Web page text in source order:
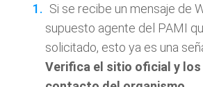
Si se recibe un mensaje de
supuesto agente del PAMI
solicitado, esto ya es una
Verifica el sitio oficial y los